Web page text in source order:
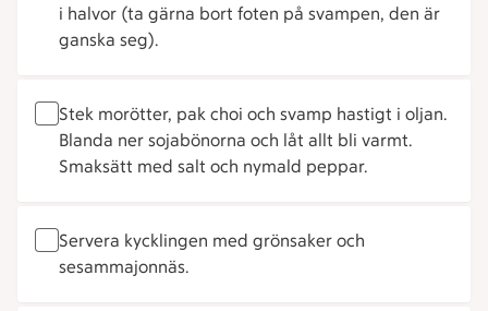
i halvor (ta gärna bort foten på svampen, den är
ganska seg).
Stek morötter, pak choi och svamp hastigt i oljan.
Blanda ner sojabönorna och låt allt bli varmt.
Smaksätt med salt och nymald peppar.
Servera kycklingen med grönsaker och
sesammajonnäs.